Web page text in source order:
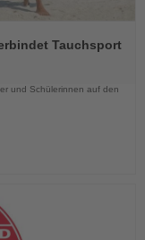
Tauchsport
und Schülerinnen auf den